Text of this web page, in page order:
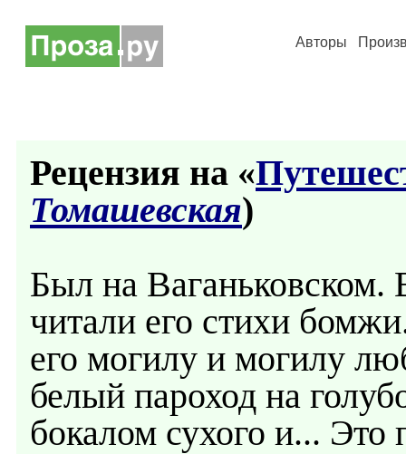
Авторы
Рецензия на «
Томашевская)
Был на
читали его стихи
его могилу и могилу
белый пароход на
бокалом сухого и... Это